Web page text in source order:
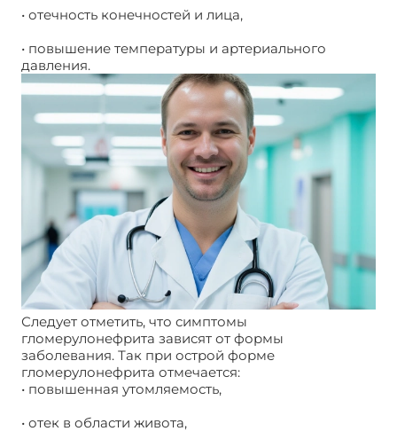
• отечность конечностей и лица,
• повышение температуры и артериального
давления.
Следует отметить, что симптомы
гломерулонефрита зависят от формы
заболевания. Так при острой форме
гломерулонефрита отмечается:
• повышенная утомляемость,
• отек в области живота,